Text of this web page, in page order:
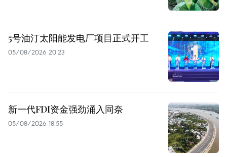
5号油汀太阳能发电厂项目正式开工
05/08/2026 20:23
新一代FDI资金强劲涌入同奈
05/08/2026 18:55